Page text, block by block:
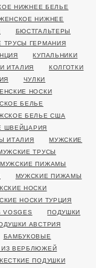
НИЖНЕЕ БЕЛЬЕ
НИЖНЕЕ
БЮСТГАЛЬТЕРЫ
ТРУСЫ ГЕРМАНИЯ
КУПАЛЬНИКИ
ИТАЛИЯ
КОЛГОТКИ
ЧУЛКИ
НОСКИ
БЕЛЬЕ
БЕЛЬЕ США
ШВЕЙЦАРИЯ
ИТАЛИЯ
МУЖСКИЕ
ТРУСЫ
МУЖСКИЕ ПИЖАМЫ
МУЖСКИЕ ПИЖАМЫ
НОСКИ
НОСКИ ТУРЦИЯ
ПОДУШКИ
АВСТРИЯ
БАМБУКОВЫЕ
ИЗ ВЕРБЛЮЖЕЙ
ПОДУШКИ